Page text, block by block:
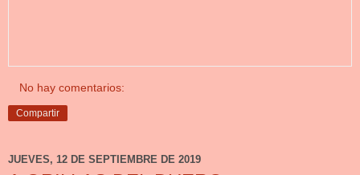
No hay comentarios:
Compartir
JUEVES, 12 DE SEPTIEMBRE DE 2019